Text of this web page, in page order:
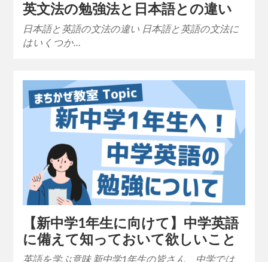
英文法の勉強法と日本語との違い
日本語と英語の文法の違い 日本語と英語の文法に
はいくつか…
【新中学1年生に向けて】中学英語
に備えて知っておいて欲しいこと
英語を学ぶ意味 新中学1年生の皆さん、中学では、